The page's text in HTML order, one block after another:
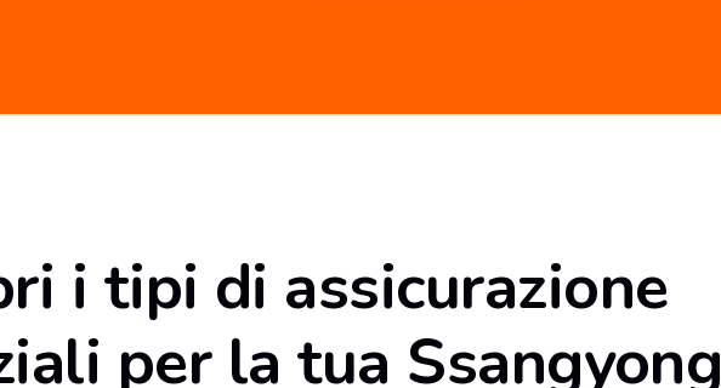
i tipi di assicurazione
per la tua Ssangyong